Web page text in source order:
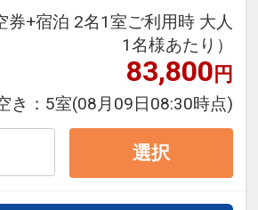
泊なども自由自在です。
は、安心のJAL（または
ープ）確約！フライトマイ
ンでレンタカーや現地交
プランなどの追加（同時予
能なプランもございます。
券+宿泊 2名1室ご利用時 大人
1名様あたり）
83,800円
き： 5室(08月09日08:30時点)
選択